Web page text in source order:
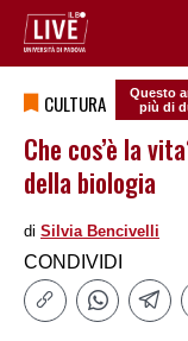
CULTURA
Questo
più di
Che cos’è la
della biologia
di Silvia Bencivelli
CONDIVIDI